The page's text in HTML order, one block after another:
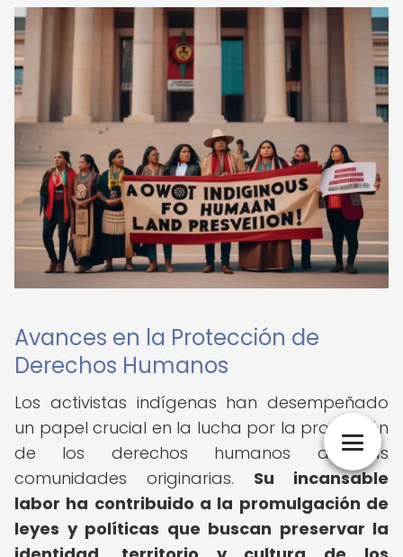
Avances en la Protección de
Derechos Humanos
Los activistas indígenas han desempeñado
un papel crucial en la lucha por la protección
de los derechos humanos de las
comunidades originarias. Su incansable
labor ha contribuido a la promulgación de
leyes y políticas que buscan preservar la